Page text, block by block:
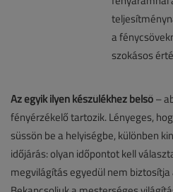
Az egyik ilyen készülékhez belső–
fényérzékelő tartozik. Lényeges,
süssön be a helyiségbe, különben
időjárás: olyan időpontot kell
megvilágítás egyedül nem